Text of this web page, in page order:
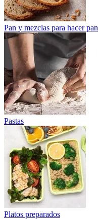
Pan y mezclas para hacer pan
Pastas
Platos preparados